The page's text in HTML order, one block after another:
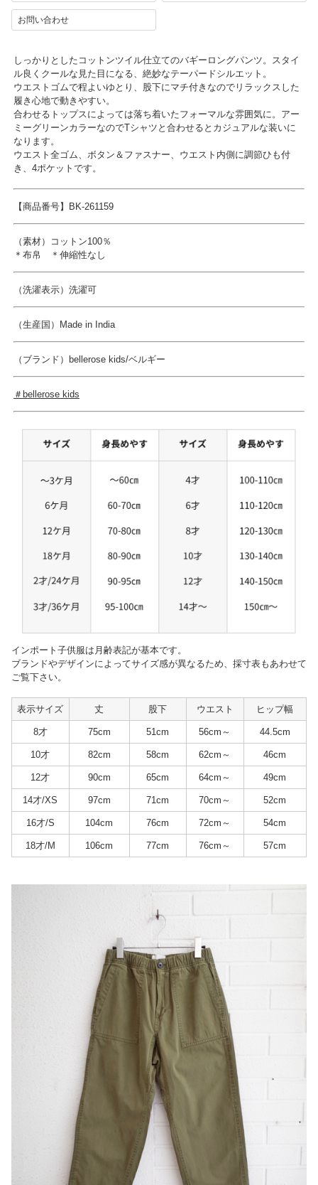
お問い合わせ
しっかりとしたコットンツイル仕立てのバギーロングパンツ。スタイ
ル良くクールな見た目になる、絶妙なテーパードシルエット。
ウエストゴムで程よいゆとり、股下にマチ付きなのでリラックスした
履き心地で動きやすい。
合わせるトップスによっては落ち着いたフォーマルな雰囲気に。アー
ミーグリーンカラーなのでTシャツと合わせるとカジュアルな装いに
なります。
ウエスト全ゴム、ボタン＆ファスナー、ウエスト内側に調節ひも付
き、4ポケットです。
【商品番号】BK-261159
（素材）コットン100％
＊布帛 ＊伸縮性なし
（洗濯表示）洗濯可
（生産国）Made in India
（ブランド）bellerose kids/ベルギー
＃bellerose kids
インポート子供服は月齢表記が基本です。
ブランドやデザインによってサイズ感が異なるため、採寸表もあわせて
ご覧下さい。
表示サイズ 丈 股下 ウエスト ヒップ幅
8才 75cm 51cm 56cm～ 44.5cm
10才 82cm 58cm 62cm～ 46cm
12才 90cm 65cm 64cm～ 49cm
14才/XS 97cm 71cm 70cm～ 52cm
16才/S 104cm 76cm 72cm～ 54cm
18才/M 106cm 77cm 76cm～ 57cm